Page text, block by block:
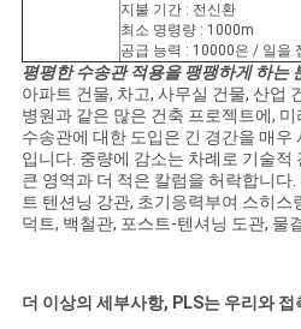
PRIVACY
POLICY
지불 기간 : 전신환
최소 명령량 : 1000m
공급 능력 : 10000은 / 일을
평평한 수송관 적용을 팽팽하게 하는
아파트 건물, 차고, 사무실 건물, 산업
병원과 같은 많은 건축 프로젝트에,
수송관에 대한 도입은 긴 경간을 매우
입니다. 중량에 감소는 차례로 기술적
큰 영역과 더 적은 칼럼을 허락합니다
트 텐션닝 강관, 초기응력부여 스히스
덕트, 백철관, 포스트-텐셔닝 도관, 물
더 이상의 세부사항, PLS는 우리와 접